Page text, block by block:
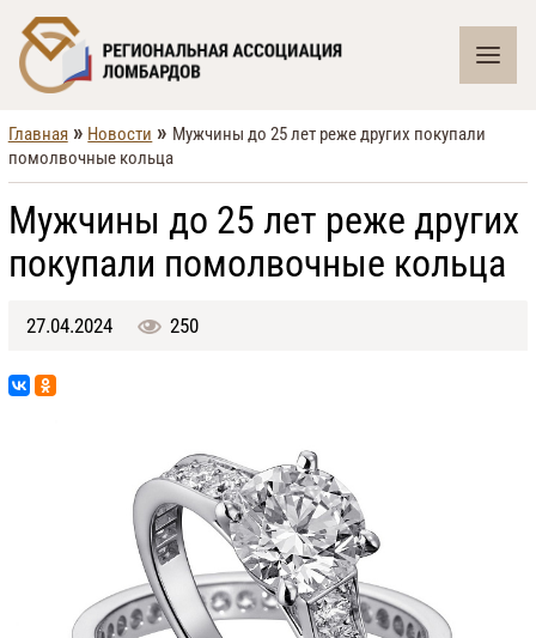
Главная » Новости » Мужчины до 25 лет реже других покупали
помолвочные кольца
Мужчины до 25 лет реже других
покупали помолвочные кольца
27.04.2024 250